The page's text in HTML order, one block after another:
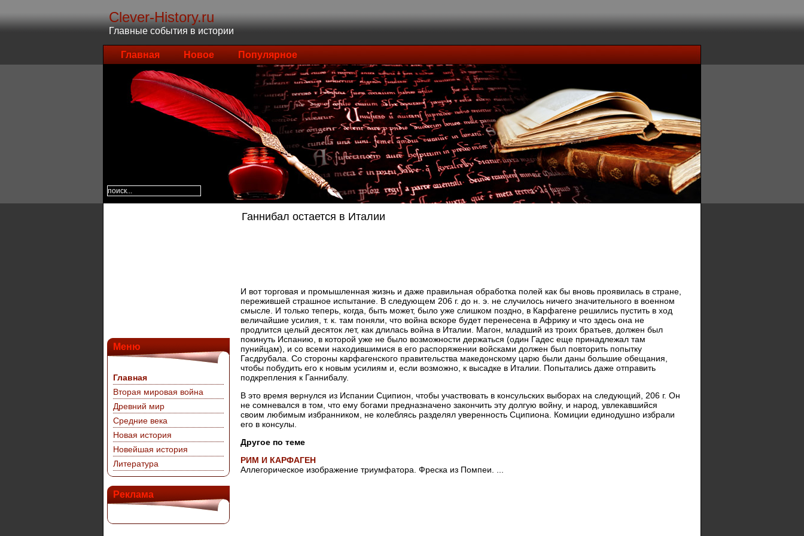
Clever-History.ru
Главные события в истории
Главная Новое Популярное
Меню
Главная
Вторая мировая война
Древний мир
Средние века
Новая история
Новейшая история
Литература
Реклама
Ганнибал остается в Италии
И вот торговая и промышленная жизнь и даже правильная обработка полей как бы вновь проявилась в стране,
пережившей страшное испытание. В следующем 206 г. до н. э. не случилось ничего значительного в военном
смысле. И только теперь, когда, быть может, было уже слишком поздно, в Карфагене решились пустить в ход
величайшие усилия, т. к. там поняли, что война вскоре будет перенесена в Африку и что здесь она не
продлится целый десяток лет, как длилась война в Италии. Магон, младший из троих братьев, должен был
покинуть Испанию, в которой уже не было возможности держаться (один Гадес еще принадлежал там
пунийцам), и со всеми находившимися в его распоряжении войсками должен был повторить попытку
Гасдрубала. Со стороны карфагенского правительства македонскому царю были даны большие обещания,
чтобы побудить его к новым усилиям и, если возможно, к высадке в Италии. Попытались даже отправить
подкрепления к Ганнибалу.
В это время вернулся из Испании Сципион, чтобы участвовать в консульских выборах на следующий, 206 г. Он
не сомневался в том, что ему богами предназначено закончить эту долгую войну, и народ, увлекавшийся
своим любимым избранником, не колеблясь разделял уверенность Сципиона. Комиции единодушно избрали
его в консулы.
Другое по теме
РИМ И КАРФАГЕН
Аллегорическое изображение триумфатора. Фреска из Помпеи. ...